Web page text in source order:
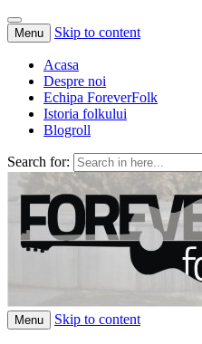
Menu Skip to content
Acasa
Despre noi
Echipa ForeverFolk
Istoria folkului
Blogroll
Search for:
ForeverFolk
Muzica sufletului tau
Menu Skip to content